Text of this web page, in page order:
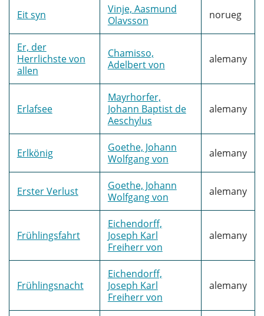
Eit syn
Vinje, Aasmund
Olavsson
norueg
Er, der
Herrlichste von
allen
Chamisso,
Adelbert von
alemany
Erlafsee
Mayrhorfer,
Johann Baptist de
Aeschylus
alemany
Erlkönig
Goethe, Johann
Wolfgang von
alemany
Erster Verlust
Goethe, Johann
Wolfgang von
alemany
Frühlingsfahrt
Eichendorff,
Joseph Karl
Freiherr von
alemany
Frühlingsnacht
Eichendorff,
Joseph Karl
Freiherr von
alemany